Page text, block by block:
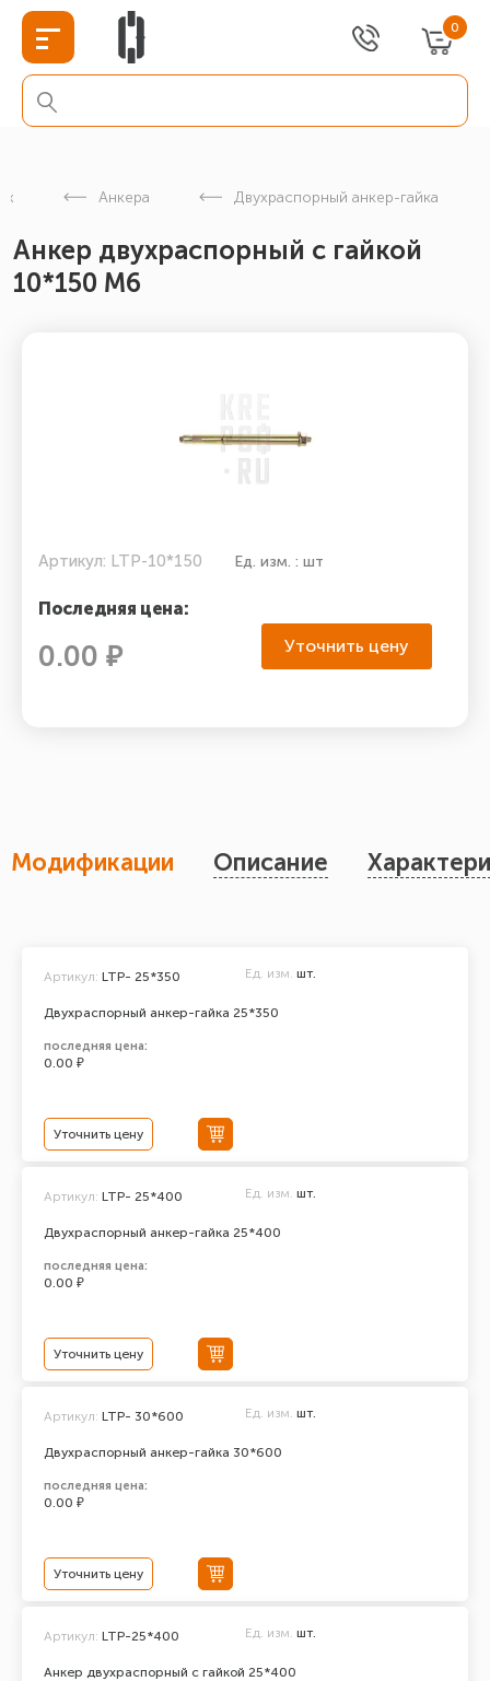
0
Анкера Двухраспорный анкер-гайка
Анкер двухраспорный с гайкой
10*150 М6
Артикул: LTP-10*150 Ед. изм. : шт
Последняя цена:
0.00 ₽ Уточнить цену
Модификации Описание
Двухраспорный анкер-гайка 25*350
Артикул: LTP- 25*350 Ед. изм. шт.
последняя цена:
0.00 ₽
Уточнить цену
Двухраспорный анкер-гайка 25*400
Артикул: LTP- 25*400 Ед. изм. шт.
последняя цена:
0.00 ₽
Уточнить цену
Двухраспорный анкер-гайка 30*600
Артикул: LTP- 30*600 Ед. изм. шт.
последняя цена:
0.00 ₽
Уточнить цену
Анкер двухраспорный с гайкой 25*400
Артикул: LTP-25*400 Ед. изм. шт.